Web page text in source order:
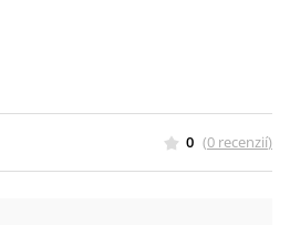
0 (0 recenzií)